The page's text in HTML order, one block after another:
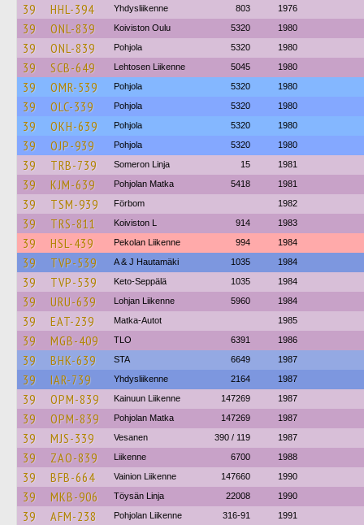
39 HHL-394 Yhdysliikenne 803 1976
39 ONL-839 Koiviston Oulu 5320 1980
39 ONL-839 Pohjola 5320 1980
39 SCB-649 Lehtosen Liikenne 5045 1980
39 OMR-539 Pohjola 5320 1980
39 OLC-339 Pohjola 5320 1980
39 OKH-639 Pohjola 5320 1980
39 OJP-939 Pohjola 5320 1980
39 TRB-739 Someron Linja 15 1981
39 KJM-639 Pohjolan Matka 5418 1981
39 TSM-939 Förbom 1982
39 TRS-811 Koiviston L 914 1983
39 HSL-439 Pekolan Liikenne 994 1984
39 TVP-539 A & J Hautamäki 1035 1984
39 TVP-539 Keto-Seppälä 1035 1984
39 URU-639 Lohjan Liikenne 5960 1984
39 EAT-239 Matka-Autot 1985
39 MGB-409 TLO 6391 1986
39 BHK-639 STA 6649 1987
39 IAR-739 Yhdysliikenne 2164 1987
39 OPM-839 Kainuun Liikenne 147269 1987
39 OPM-839 Pohjolan Matka 147269 1987
39 MJS-339 Vesanen 390 / 119 1987
39 ZAO-839 Liikenne 6700 1988
39 BFB-664 Vainion Liikenne 147660 1990
39 MKB-906 Töysän Linja 22008 1990
39 AFM-238 Pohjolan Liikenne 316-91 1991